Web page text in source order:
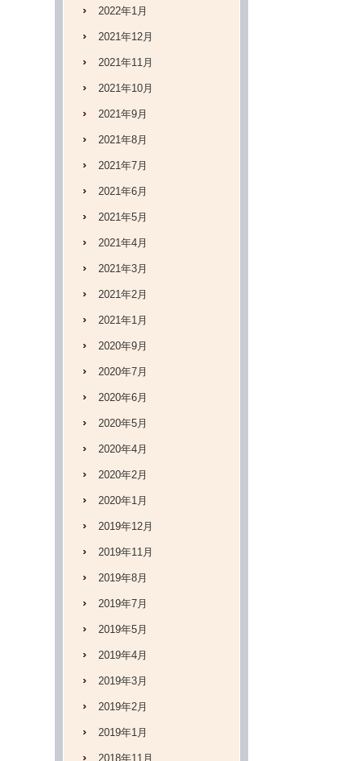
2022年1月
2021年12月
2021年11月
2021年10月
2021年9月
2021年8月
2021年7月
2021年6月
2021年5月
2021年4月
2021年3月
2021年2月
2021年1月
2020年9月
2020年7月
2020年6月
2020年5月
2020年4月
2020年2月
2020年1月
2019年12月
2019年11月
2019年8月
2019年7月
2019年5月
2019年4月
2019年3月
2019年2月
2019年1月
2018年11月